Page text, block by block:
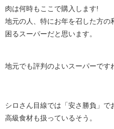
肉は何時もここで購入します!
地元の人、特にお年を召した方の
困るスーパーだと思います。
地元でも評判のよいスーパーです
シロさん目線では「安さ勝負」
高級食材も扱っているそう。